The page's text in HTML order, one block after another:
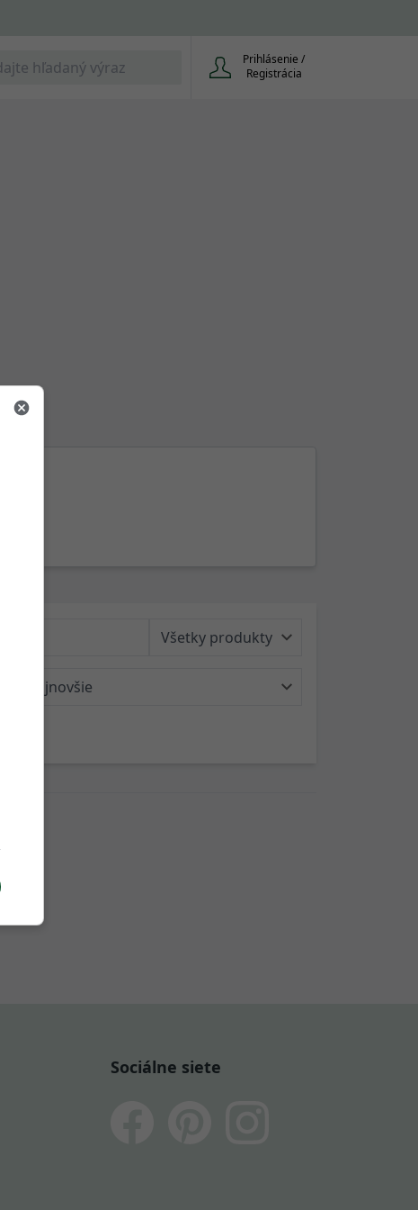
Prihlásenie /
Registrácia
Sociálne siete